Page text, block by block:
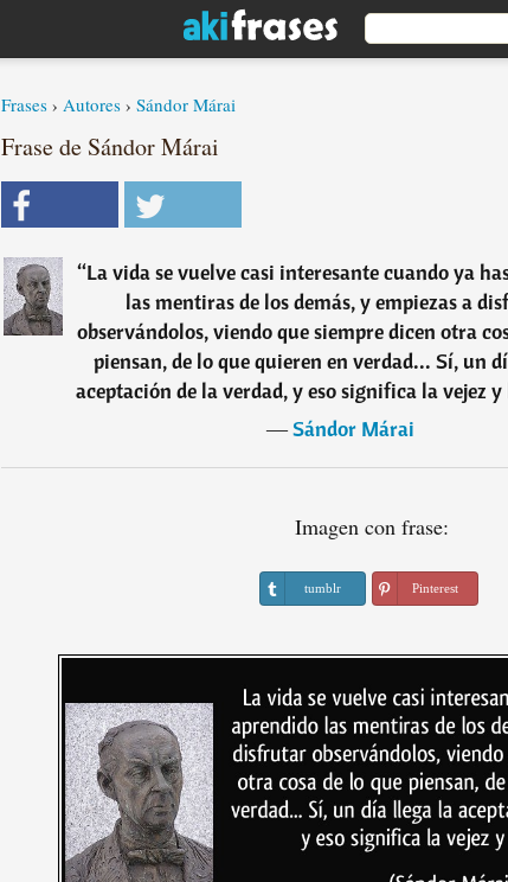
Frases › Autores › Sándor Márai
Frase de Sándor Márai
“La vida se vuelve casi interesante cuando ya
las mentiras de los demás, y empiezas a
observándolos, viendo que siempre dicen otra
piensan, de lo que quieren en verdad... Sí, un
aceptación de la verdad, y eso significa la vejez
―Sándor Márai
Imagen con frase:
tumblr Pinterest